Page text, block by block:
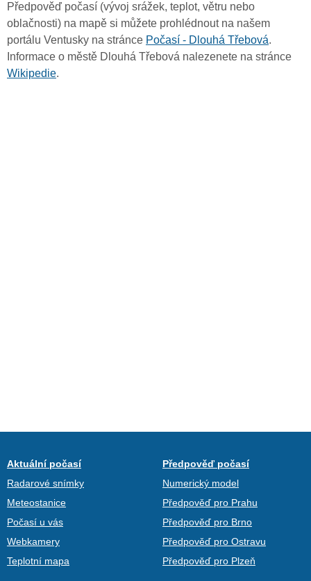
Předpověď počasí (vývoj srážek, teplot, větru nebo
oblačnosti) na mapě si můžete prohlédnout na našem
portálu Ventusky na stránce Počasí - Dlouhá Třebová.
Informace o městě Dlouhá Třebová nalezenete na stránce
Wikipedie.
Aktuální počasí
Radarové snímky
Meteostanice
Počasí u vás
Webkamery
Teplotní mapa
Předpověď počasí
Numerický model
Předpověď pro Prahu
Předpověď pro Brno
Předpověď pro Ostravu
Předpověď pro Plzeň